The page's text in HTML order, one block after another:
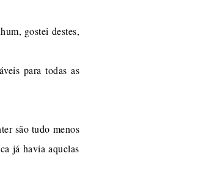
gostei destes,
para todas as
são tudo menos
já havia aquelas